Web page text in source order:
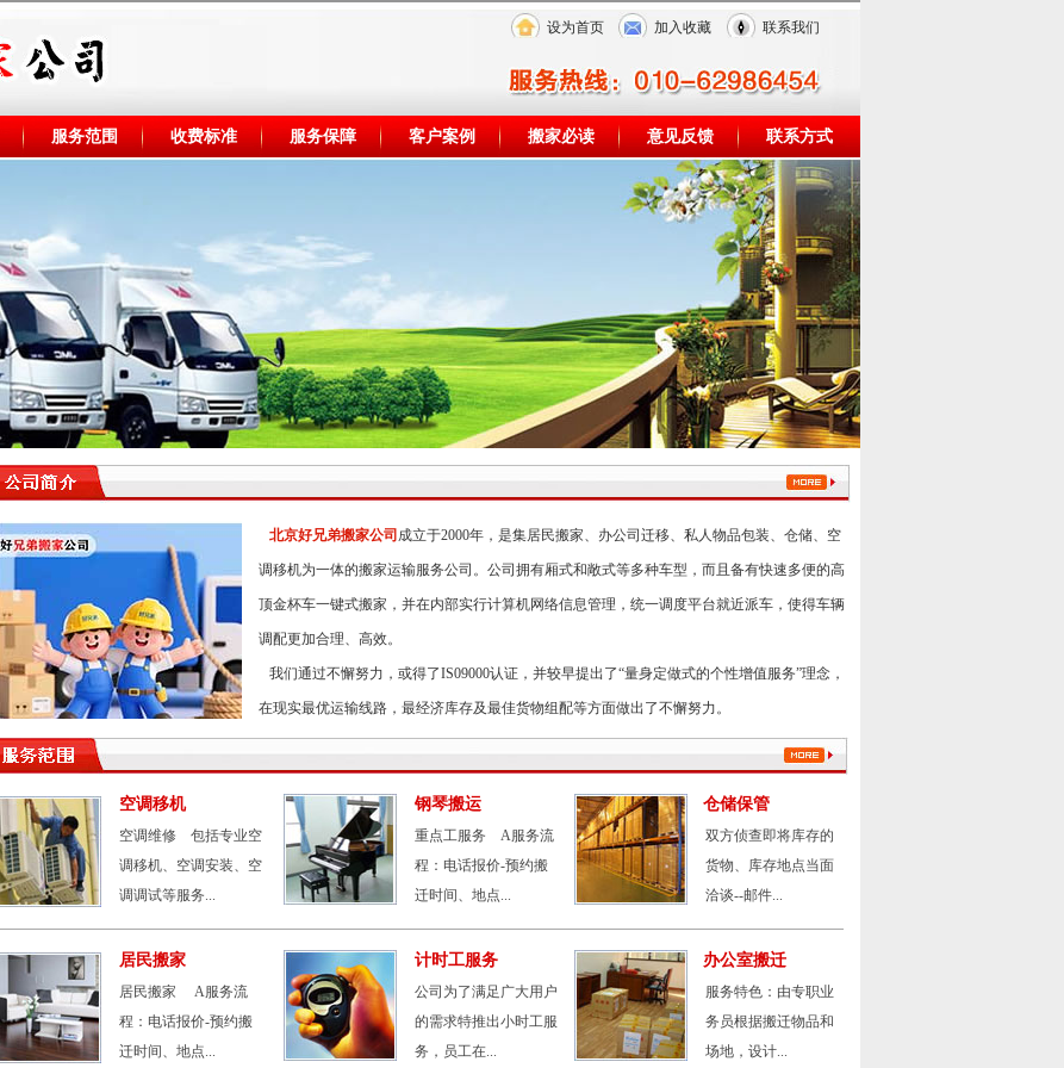
设为首页 加入收藏 联系我们
服务范围 收费标准 服务保障 客户案例 搬家必读 意见反馈 联系方式
北京好兄弟搬家公司 成立于2000年，是集居民搬家、办公司迁移、私人物品包装、仓储、空
调移机为一体的搬家运输服务公司。公司拥有厢式和敞式等多种车型，而且备有快速多便的高
顶金杯车一键式搬家，并在内部实行计算机网络信息管理，统一调度平台就近派车，使得车辆
调配更加合理、高效。
我们通过不懈努力，或得了IS09000认证，并较早提出了“量身定做式的个性增值服务”理念，
在现实最优运输线路，最经济库存及最佳货物组配等方面做出了不懈努力。
空调移机
空调维修 包括专业空
调移机、空调安装、空
调调试等服务...
钢琴搬运
重点工服务 A服务流
程：电话报价-预约搬
迁时间、地点...
仓储保管
双方侦查即将库存的
货物、库存地点当面
洽谈--邮件...
居民搬家
居民搬家 A服务流
程：电话报价-预约搬
迁时间、地点...
计时工服务
公司为了满足广大用户
的需求特推出小时工服
务，员工在...
办公室搬迁
服务特色：由专职业
务员根据搬迁物品和
场地，设计...